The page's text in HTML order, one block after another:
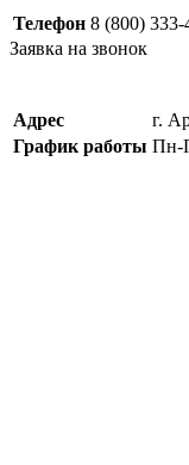
Телефон 8 (800) 333-
Заявка на звонок
Адрес
г.
График работы Пн-